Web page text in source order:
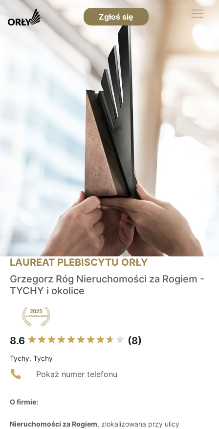
Zgłoś się
LAUREAT PLEBISCYTU ORŁY
Grzegorz Róg Nieruchomości za Rogiem -
TYCHY i okolice
8.6 (8)
Tychy, Tychy
Pokaż numer telefonu
O firmie:
Nieruchomości za Rogiem, zlokalizowana przy ulicy